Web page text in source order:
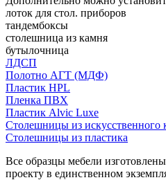
лоток для стол. приборов
тандембоксы
столешница из камня
бутылочница
ЛДСП
Полотно АГТ (МДФ)
Пластик HPL
Пленка ПВХ
Пластик Alvic Luxe
Столешницы из искусственного
Столешницы из пластика
Все образцы мебели
проекту в единственном